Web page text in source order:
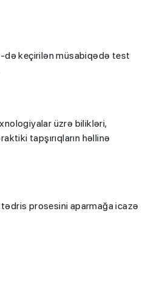
də keçirilən müsabiqədə test
üzrə bilikləri,
tapşırıqların həllinə
prosesini aparmağa icazə